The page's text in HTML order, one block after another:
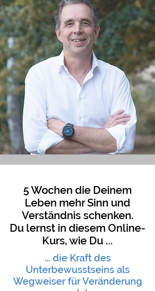
5 Wochen die Deinem
Leben mehr Sinn und
Verständnis schenken.
Du lernst in diesem Online-
Kurs, wie Du ...
... die Kraft des
Unterbewusstseins als
Wegweiser für Veränderung